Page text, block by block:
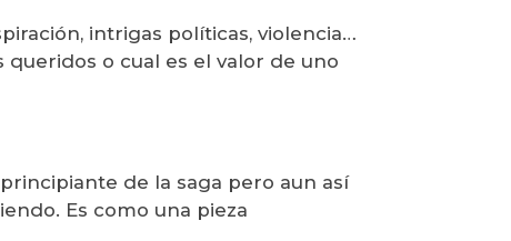
intrigas políticas, violencia…
o cual es el valor de uno
de la saga pero aun así
Es como una pieza